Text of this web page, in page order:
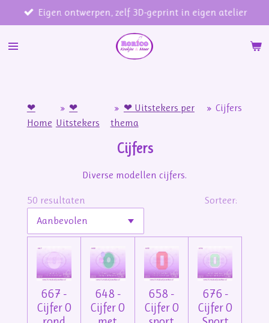
direct
naar
Eigen ontwerpen, zelf 3D-geprint in eigen atelier
❤
Home
» ❤
Uitstekers
» ❤ Uitstekers per
thema
» Cijfers
Cijfers
Diverse modellen cijfers.
50 resultaten Sorteer:
667 -
Cijfer 0
648 -
Cijfer 0
658 -
Cijfer 0
676 -
Cijfer 0